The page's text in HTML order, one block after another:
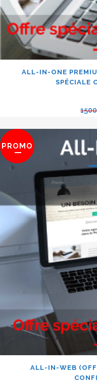
ALL-IN-ONE
SPÉCIALE
PROMO
ALL-IN-WEB